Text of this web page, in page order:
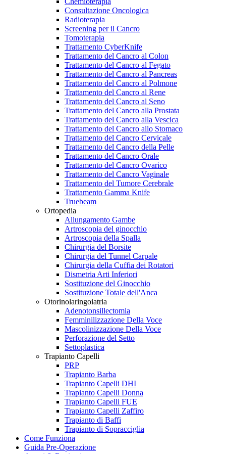
Consultazione Oncologica
Radioterapia
Screening per il Cancro
Tomoterapia
Trattamento CyberKnife
Trattamento del Cancro al Colon
Trattamento del Cancro al Fegato
Trattamento del Cancro al Pancreas
Trattamento del Cancro al Polmone
Trattamento del Cancro al Rene
Trattamento del Cancro al Seno
Trattamento del Cancro alla Prostata
Trattamento del Cancro alla Vescica
Trattamento del Cancro allo Stomaco
Trattamento del Cancro Cervicale
Trattamento del Cancro della Pelle
Trattamento del Cancro Orale
Trattamento del Cancro Ovarico
Trattamento del Cancro Vaginale
Trattamento del Tumore Cerebrale
Trattamento Gamma Knife
Truebeam
Ortopedia
Allungamento Gambe
Artroscopia del ginocchio
Artroscopia della Spalla
Chirurgia del Borsite
Chirurgia del Tunnel Carpale
Chirurgia della Cuffia dei Rotatori
Dismetria Arti Inferiori
Sostituzione del Ginocchio
Sostituzione Totale dell'Anca
Otorinolaringoiatria
Adenotonsillectomia
Femminilizzazione Della Voce
Mascolinizzazione Della Voce
Perforazione del Setto
Settoplastica
Trapianto Capelli
PRP
Trapianto Barba
Trapianto Capelli DHI
Trapianto Capelli Donna
Trapianto Capelli FUE
Trapianto Capelli Zaffiro
Trapianto di Baffi
Trapianto di Sopracciglia
Come Funziona
Guida Pre-Operazione